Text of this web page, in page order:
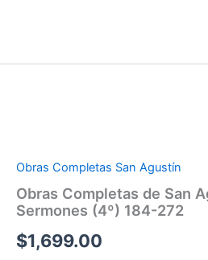
Obras Completas San Agustín
Obras Completas de San
Sermones (4º) 184-272
$1,699.00